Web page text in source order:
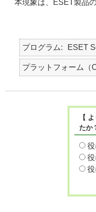
本現象は、ESET製品
プログラム ESET
プラットフォーム（
【
たか